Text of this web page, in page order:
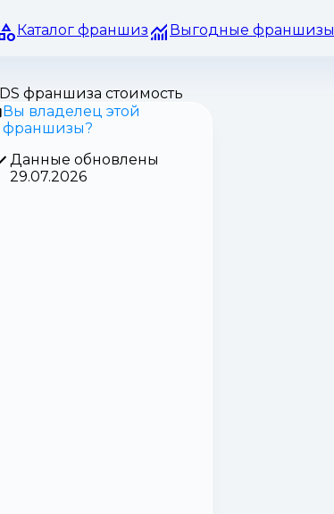
Каталог франшиз Выгодные франшизы
франшиза стоимость
Вы владелец этой
франшизы?
Данные обновлены
29.07.2026